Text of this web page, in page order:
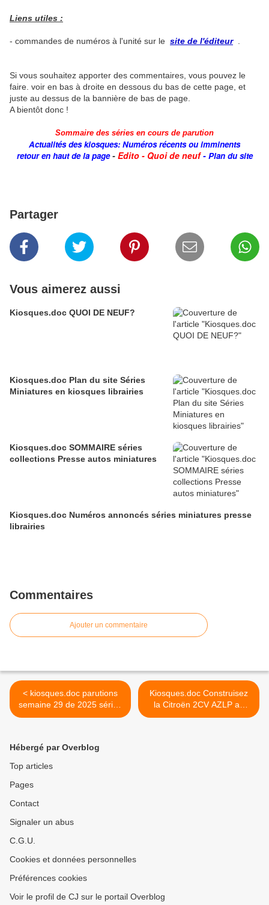
Liens utiles :
- commandes de numéros à l'unité sur le site de l'éditeur.
Si vous souhaitez apporter des commentaires, vous pouvez le
faire. voir en bas à droite en dessous du bas de cette page, et
juste au dessus de la bannière de bas de page.
A bientôt donc !
Sommaire des séries en cours de parution
Actualités des kiosques: Numéros récents ou imminents
retour en haut de la page- Edito - Quoi de neuf- Plan du site
Partager
Vous aimerez aussi
Kiosques.doc QUOI DE NEUF?
Kiosques.doc Plan du site Séries
Miniatures en kiosques librairies
Kiosques.doc SOMMAIRE séries
collections Presse autos miniatures
Kiosques.doc Numéros annoncés séries miniatures presse
librairies
Commentaires
Ajouter un commentaire
< kiosques.doc parutions
semaine 29 de 2025 séries
miniatures-presse
Kiosques.doc Construisez
la Citroën 2CV AZLP au
1/8ème 1.1 Série kiosque >
Hébergé par Overblog
Top articles
Pages
Contact
Signaler un abus
C.G.U.
Cookies et données personnelles
Préférences cookies
Voir le profil de CJ sur le portail Overblog